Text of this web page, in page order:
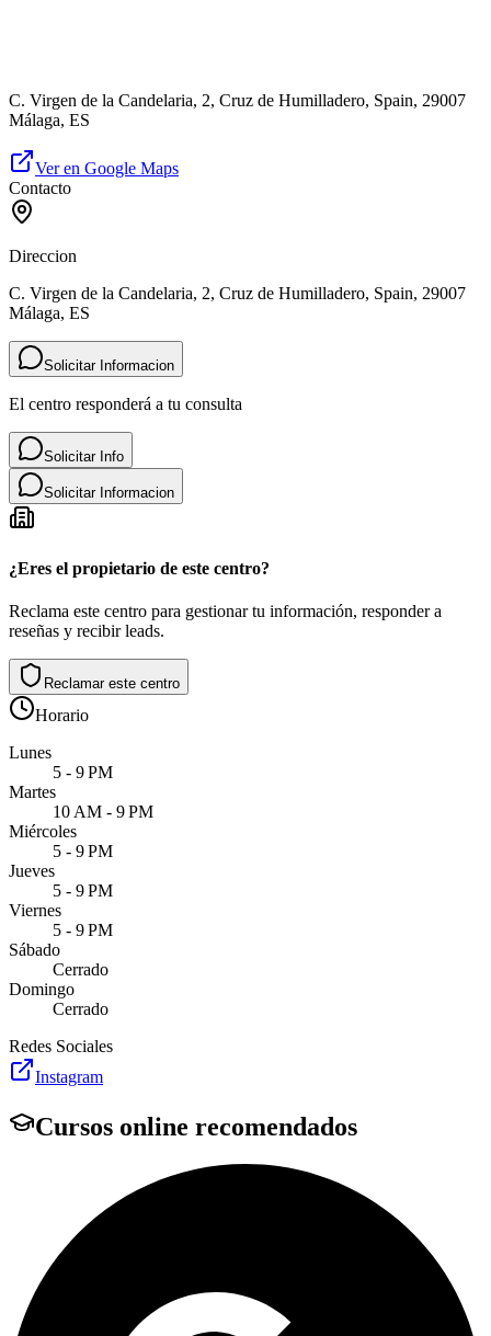
C. Virgen de la Candelaria, 2, Cruz de Humilladero, Spain, 29007
Málaga, ES
Ver en Google Maps
Contacto
Direccion
C. Virgen de la Candelaria, 2, Cruz de Humilladero, Spain, 29007
Málaga, ES
Solicitar Informacion
El centro responderá a tu consulta
Solicitar Info
Solicitar Informacion
¿Eres el propietario de este centro?
Reclama este centro para gestionar tu información, responder a
reseñas y recibir leads.
Reclamar este centro
Horario
Lunes
5 - 9 PM
Martes
10 AM - 9 PM
Miércoles
5 - 9 PM
Jueves
5 - 9 PM
Viernes
5 - 9 PM
Sábado
Cerrado
Domingo
Cerrado
Redes Sociales
Instagram
Cursos online recomendados